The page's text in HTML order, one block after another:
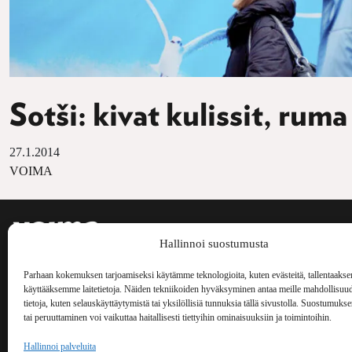
Hallinnoi suostumusta
Parhaan kokemuksen tarjoamiseksi käytämme teknologioita, kuten evästeitä,
käyttääksemme laitetietoja. Näiden tekniikoiden hyväksyminen antaa meille
tietoja, kuten selauskäyttäytymistä tai yksilöllisiä tunnuksia tällä sivustolla.
tai peruuttaminen voi vaikuttaa haitallisesti tiettyihin ominaisuuksiin ja toimintoihin.
Hallinnoi palveluita
Sotši: kivat kulissit,
27.1.2014
VOIMA
Voima Kustannus
Vellamonkatu 30 B 3 krs.
00550 Helsinki
Voima on
kulttuurilehti.
aiheita niin
ilmestynyt